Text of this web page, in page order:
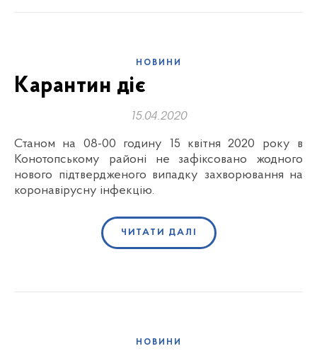
НОВИНИ
Карантин діє
15.04.2020
Станом на 08-00 годину 15 квітня 2020 року в
Конотопському районі не зафіксовано жодного
нового підтвердженого випадку захворювання на
коронавірусну інфекцію.
ЧИТАТИ ДАЛІ
НОВИНИ